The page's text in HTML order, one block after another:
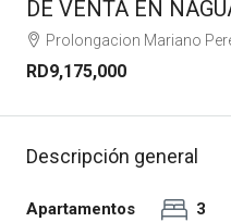
DE VENTA EN
Prolongacion Mariano
RD9,175,000
Descripción general
Apartamentos
3